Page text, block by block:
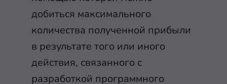
добиться максимального
количества полученной прибыли
в результате того или иного
действия, связанного с
разработкой программного